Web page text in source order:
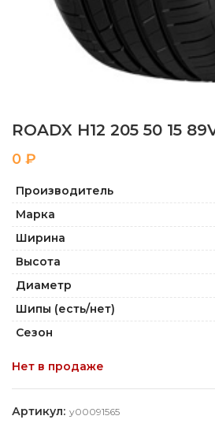
ROADX H12 205 50 15
₽
Производитель
Марка
Ширина
Высота
Диаметр
Шипы (есть/нет)
Сезон
Нет в продаже
Артикул: y00091565